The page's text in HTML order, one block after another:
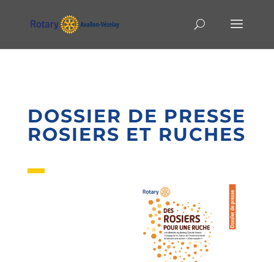
DOSSIER DE PRESSE
ROSIERS ET RUCHES